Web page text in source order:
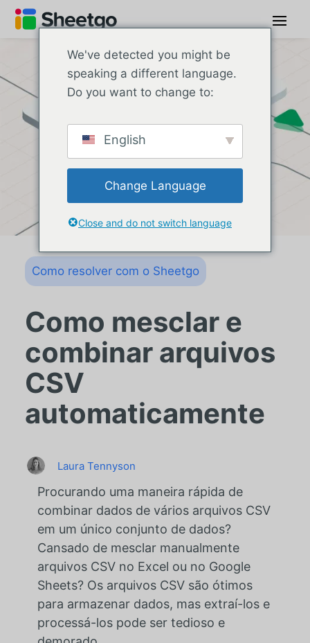
Como resolver com o Sheetgo
Como mesclar e
combinar arquivos
CSV
automaticamente
Laura Tennyson
Procurando uma maneira rápida de
combinar dados de vários arquivos CSV
em um único conjunto de dados?
Cansado de mesclar manualmente
arquivos CSV no Excel ou no Google
Sheets? Os arquivos CSV são ótimos
para armazenar dados, mas extraí-los e
processá-los pode ser tedioso e
We've detected you might be
speaking a different language.
Do you want to change to:
English
Change Language
Close and do not switch language